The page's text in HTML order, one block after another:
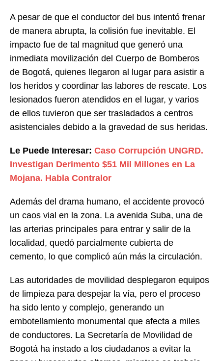
A pesar de que el conductor del bus intentó frenar
de manera abrupta, la colisión fue inevitable. El
impacto fue de tal magnitud que generó una
inmediata movilización del Cuerpo de Bomberos
de Bogotá, quienes llegaron al lugar para asistir a
los heridos y coordinar las labores de rescate. Los
lesionados fueron atendidos en el lugar, y varios
de ellos tuvieron que ser trasladados a centros
asistenciales debido a la gravedad de sus heridas.
Le Puede Interesar: Caso Corrupción UNGRD.
Investigan Derimento $51 Mil Millones en La
Mojana. Habla Contralor
Además del drama humano, el accidente provocó
un caos vial en la zona. La avenida Suba, una de
las arterias principales para entrar y salir de la
localidad, quedó parcialmente cubierta de
cemento, lo que complicó aún más la circulación.
Las autoridades de movilidad desplegaron equipos
de limpieza para despejar la vía, pero el proceso
ha sido lento y complejo, generando un
embotellamiento monumental que afecta a miles
de conductores. La Secretaría de Movilidad de
Bogotá ha instado a los ciudadanos a evitar la